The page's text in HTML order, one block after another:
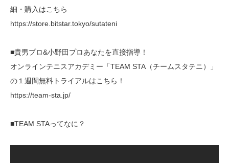
細・購入はこちら
https://store.bitstar.tokyo/sutateni
■貴男プロ&小野田プロあなたを直接指導！
オンラインテニスアカデミー「TEAM STA（チームスタテニ）」
の１週間無料トライアルはこちら！
https://team-sta.jp/
■TEAM STAってなに？